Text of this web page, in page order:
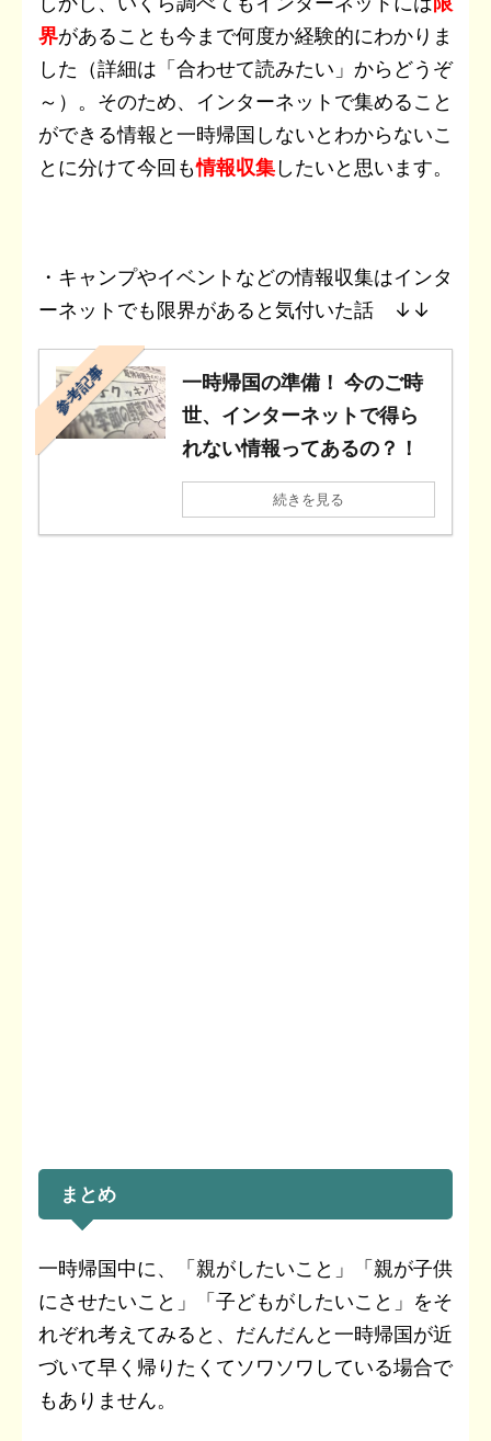
界があることも今まで何度か経験的にわかりま
した（詳細は「合わせて読みたい」からどうぞ
～）。そのため、インターネットで集めること
ができる情報と一時帰国しないとわからないこ
とに分けて今回も情報収集したいと思います。
・キャンプやイベントなどの情報収集はインタ
ーネットでも限界があると気付いた話 ↓↓
参考記事
一時帰国の準備！ 今のご時
世、インターネットで得ら
れない情報ってあるの？！
続きを見る
まとめ
一時帰国中に、「親がしたいこと」「親が子供
にさせたいこと」「子どもがしたいこと」をそ
れぞれ考えてみると、だんだんと一時帰国が近
づいて早く帰りたくてソワソワしている場合で
もありません。